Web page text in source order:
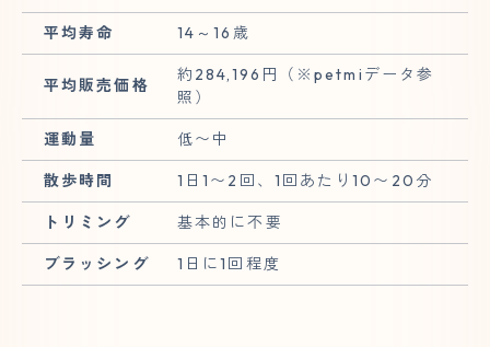
平均寿命 14～16歳
平均販売価格
約284,196円（※petmiデータ参
照）
運動量 低〜中
散歩時間 1日1〜2回、1回あたり10〜20分
トリミング 基本的に不要
ブラッシング 1日に1回程度